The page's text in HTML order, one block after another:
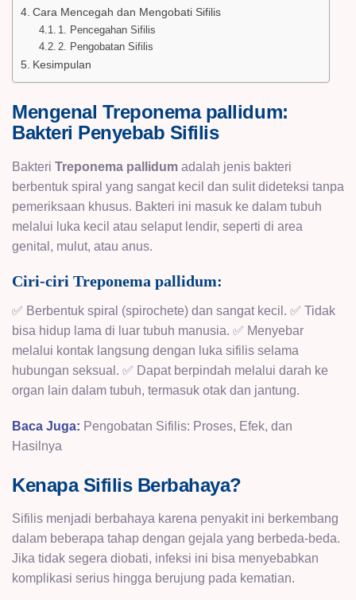
Cara Mencegah dan Mengobati Sifilis
1. Pencegahan Sifilis
2. Pengobatan Sifilis
Kesimpulan
Mengenal Treponema pallidum:
Bakteri Penyebab Sifilis
Bakteri Treponema pallidum adalah jenis bakteri
berbentuk spiral yang sangat kecil dan sulit dideteksi tanpa
pemeriksaan khusus. Bakteri ini masuk ke dalam tubuh
melalui luka kecil atau selaput lendir, seperti di area
genital, mulut, atau anus.
Ciri-ciri Treponema pallidum:
✅ Berbentuk spiral (spirochete) dan sangat kecil. ✅ Tidak
bisa hidup lama di luar tubuh manusia. ✅ Menyebar
melalui kontak langsung dengan luka sifilis selama
hubungan seksual. ✅ Dapat berpindah melalui darah ke
organ lain dalam tubuh, termasuk otak dan jantung.
Baca Juga: Pengobatan Sifilis: Proses, Efek, dan
Hasilnya
Kenapa Sifilis Berbahaya?
Sifilis menjadi berbahaya karena penyakit ini berkembang
dalam beberapa tahap dengan gejala yang berbeda-beda.
Jika tidak segera diobati, infeksi ini bisa menyebabkan
komplikasi serius hingga berujung pada kematian.